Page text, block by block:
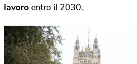
lavoro entro il 2030.